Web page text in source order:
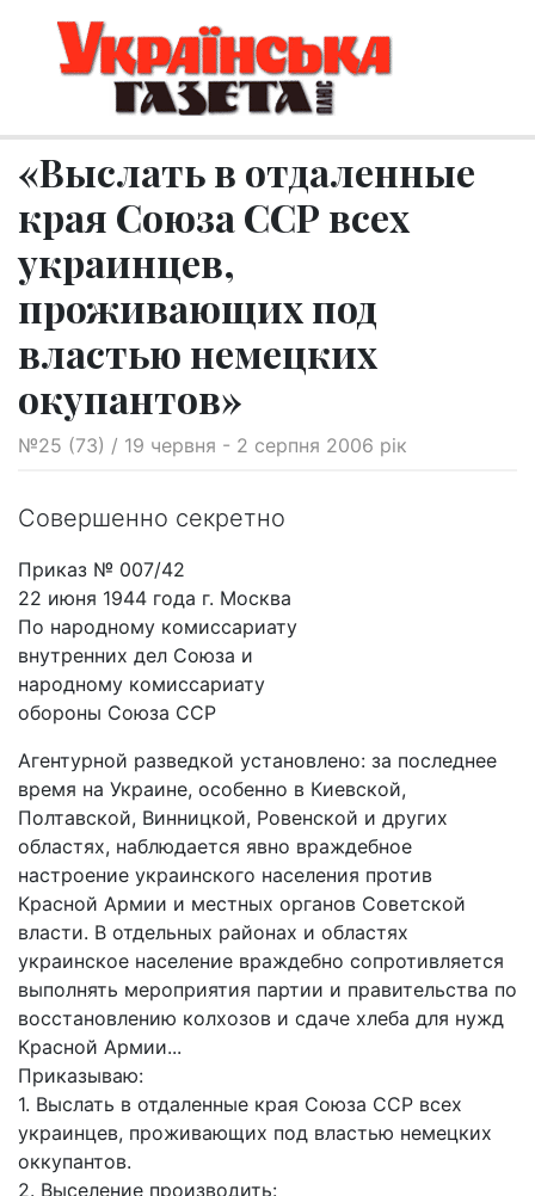
«Выслать в отдаленные
края Союза ССР всех
украинцев,
проживающих под
властью немецких
окупантов»
№25 (73) / 19 червня - 2 серпня 2006 рік
Совершенно секретно
Приказ № 007/42
22 июня 1944 года г. Москва
По народному комиссариату
внутренних дел Союза и
народному комиссариату
обороны Союза ССР
Агентурной разведкой установлено: за последнее
время на Украине, особенно в Киевской,
Полтавской, Винницкой, Ровенской и других
областях, наблюдается явно враждебное
настроение украинского населения против
Красной Армии и местных органов Советской
власти. В отдельных районах и областях
украинское население враждебно сопротивляется
выполнять мероприятия партии и правительства по
восстановлению колхозов и сдаче хлеба для нужд
Красной Армии...
Приказываю:
1. Выслать в отдаленные края Союза ССР всех
украинцев, проживающих под властью немецких
оккупантов.
2. Выселение производить: